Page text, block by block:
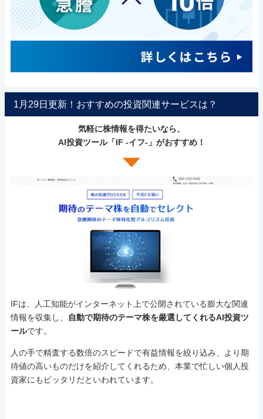
1月29日更新！おすすめの投資関連サービスは？
気軽に株情報を得たいなら、
AI投資ツール「IF -イフ-」がおすすめ！
IFは、人工知能がインターネット上で公開されている膨大な関連
情報を収集し、
自動で期待のテーマ株を厳選してくれるAI投資ツ
ールです。
人の手で精査する数倍のスピードで有益情報を絞り込み、より期
待値の高いものだけを紹介してくれるため、本業で忙しい個人投
資家にもピッタリだといわれています。